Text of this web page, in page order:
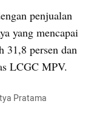
penjualan
yang mencapai
31,8 persen dan
LCGC MPV.
Pratama